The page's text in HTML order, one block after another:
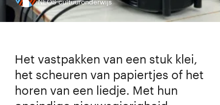
Het vastpakken van een stuk klei,
het scheuren van papiertjes of het
horen van een liedje. Met hun